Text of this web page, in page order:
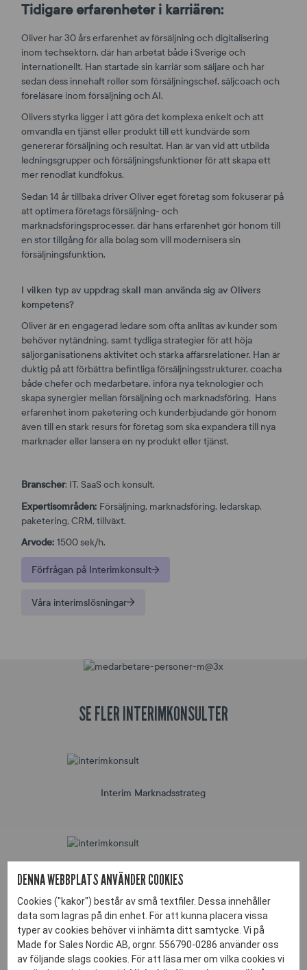
Tidigare erfarenheter i karriären:
Oliver har 30 års erfarenhet av försäljning och digitalisering
inom techsektorn, där han arbetat både i Sverige och
internationellt. Han startade sin karriär som säljare och har
sedan dess innehaft roller som försäljningschef, säljcoach och
föreläsare inom försäljning och AI.
Olivers styrka ligger i att göra det komplexa enkelt och att
omvandla en tjänst eller produkt till ett kundvärde som
genererar försäljning och resultat. Han är van vid att utbilda
ledningsgrupper och försäljningsfunktioner för att skapa ett
mer renodlat kundfokus.
Sedan 14 år tillbaka driver Oliver eget företag som fokuserar på
att optimera företags försäljning- och
marknadsföringsprocesser, där hans erfarenhet gör honom till
en stor tillgång för alla bolag som vill modernisera sin
försäljningsfunktion.
I vilken typ av uppdrag skall man använda sig av Olivers
kompetens?
Oliver är en engagerad ledare som ofta anlitas av kunder som
behöver nytändning, samt tydliga strategier för att höja
säljorganisationens aktivitet och stärka affärsrelationer. Han är
duktig på att förbättra befintliga försäljningsstrukturer, coacha
både chefer och medarbetare, införa nya teknologier och
skapa synergier mellan försäljning och marknadsföring. Hans
erfarenhet inom paketering och kunderbjudande gör honom
även till en stark resurs för företag som ska expandera till nya
marknader eller lansera en ny produkt eller tjänst.
Branscher: IT, SaaS och konsult.
Expertisområden: Försäljning, marknadsföring, ledarskap,
paketering, CRM, tillväxt.
Arvode:1500 sek/h.
Förfrågan på Interimkonsult
Våra interimslösningar
SE FLER INTERIMKONSULTER
Interim Marknadsstrateg
Interim Försäljnings- och Affärsutvecklingschef
Marknads- och kommunikationschef
DENNA WEBBPLATS ANVÄNDER COOKIES
Cookies ("kakor") består av små textfiler. Dessa innehåller
data som lagras på din enhet. För att kunna placera vissa
typer av cookies behöver vi inhämta ditt samtycke. Vi på
Made for Sales Nordic AB, orgnr. 556790-0286 använder oss
av följande slags cookies. För att läsa mer om vilka cookies vi